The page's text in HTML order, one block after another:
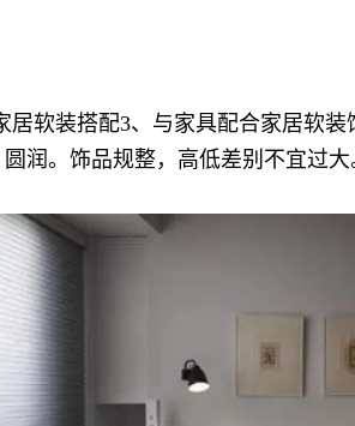
居软装搭配3、与家具配合家居软
圆润。饰品规整，高低差别不宜过大